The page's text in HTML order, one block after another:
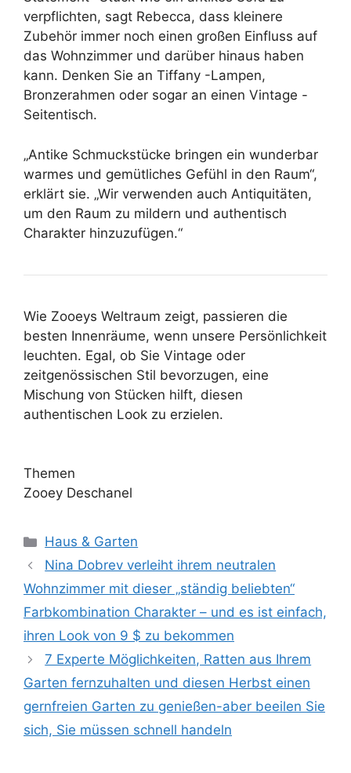
verpflichten, sagt Rebecca, dass kleinere
Zubehör immer noch einen großen Einfluss auf
das Wohnzimmer und darüber hinaus haben
kann. Denken Sie an Tiffany -Lampen,
Bronzerahmen oder sogar an einen Vintage -
Seitentisch.
„Antike Schmuckstücke bringen ein wunderbar
warmes und gemütliches Gefühl in den Raum“,
erklärt sie. „Wir verwenden auch Antiquitäten,
um den Raum zu mildern und authentisch
Charakter hinzuzufügen.“
Wie Zooeys Weltraum zeigt, passieren die
besten Innenräume, wenn unsere Persönlichkeit
leuchten. Egal, ob Sie Vintage oder
zeitgenössischen Stil bevorzugen, eine
Mischung von Stücken hilft, diesen
authentischen Look zu erzielen.
Themen
Zooey Deschanel
Kategorien
Haus & Garten
Nina Dobrev verleiht ihrem neutralen
Wohnzimmer mit dieser „ständig beliebten“
Farbkombination Charakter – und es ist einfach,
ihren Look von 9 $ zu bekommen
7 Experte Möglichkeiten, Ratten aus Ihrem
Garten fernzuhalten und diesen Herbst einen
gernfreien Garten zu genießen-aber beeilen Sie
sich, Sie müssen schnell handeln